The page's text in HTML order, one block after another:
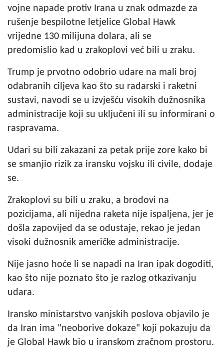
vojne napade protiv Irana u znak odmazde za
rušenje bespilotne letjelice Global Hawk
vrijedne 130 milijuna dolara, ali se
predomislio kad u zrakoplovi već bili u zraku.
Trump je prvotno odobrio udare na mali broj
odabranih ciljeva kao što su radarski i raketni
sustavi, navodi se u izvješću visokih dužnosnika
administracije koji su uključeni ili su informirani o
raspravama.
Udari su bili zakazani za petak prije zore kako bi
se smanjio rizik za iransku vojsku ili civile, dodaje
se.
Zrakoplovi su bili u zraku, a brodovi na
pozicijama, ali nijedna raketa nije ispaljena, jer je
došla zapovijed da se odustaje, rekao je jedan
visoki dužnosnik američke administracije.
Nije jasno hoće li se napadi na Iran ipak dogoditi,
kao što nije poznato što je razlog otkazivanju
udara.
Iransko ministarstvo vanjskih poslova objavilo je
da Iran ima "neoborive dokaze" koji pokazuju da
je Global Hawk bio u iranskom zračnom prostoru.